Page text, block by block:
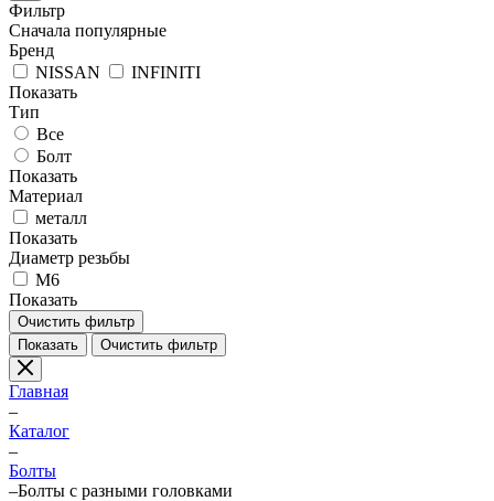
Фильтр
Сначала популярные
Бренд
NISSAN
INFINITI
Показать
Тип
Все
Болт
Показать
Материал
металл
Показать
Диаметр резьбы
M6
Показать
Очистить фильтр
Показать
Очистить фильтр
Главная
–
Каталог
–
Болты
–Болты с разными головками